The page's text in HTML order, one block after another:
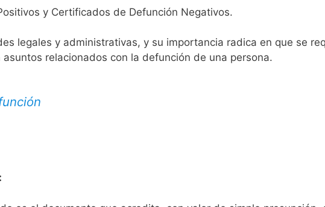
y Certificados de Defunción Negativos.
legales y administrativas, y su importancia radica en que se
relacionados con la defunción de una persona.